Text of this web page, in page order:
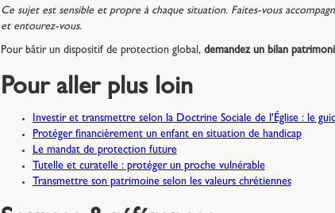
Ce sujet est sensible et propre à chaque situation. Faites-vous
et entourez-vous.
Pour bâtir un dispositif de protection global, demandez un bilan
Pour aller plus loin
Investir et transmettre selon la Doctrine Sociale de l'Église : le
Protéger financièrement un enfant en situation de handicap
Le mandat de protection future
Tutelle et curatelle : protéger un proche vulnérable
Transmettre son patrimoine selon les valeurs chrétiennes